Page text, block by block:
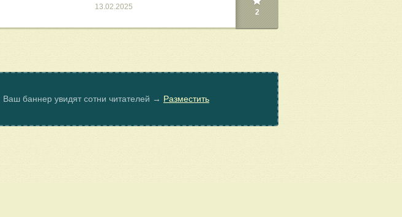
13.02.2025
2
Ваш баннер увидят сотни читателей → Разместить